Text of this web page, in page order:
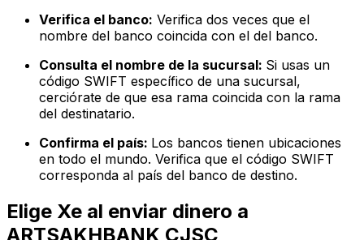
Verifica el banco: Verifica dos veces que el
nombre del banco coincida con el del banco.
Consulta el nombre de la sucursal: Si usas un
código SWIFT específico de una sucursal,
cerciórate de que esa rama coincida con la rama
del destinatario.
Confirma el país: Los bancos tienen ubicaciones
en todo el mundo. Verifica que el código SWIFT
corresponda al país del banco de destino.
Elige Xe al enviar dinero a
ARTSAKHBANK CJSC